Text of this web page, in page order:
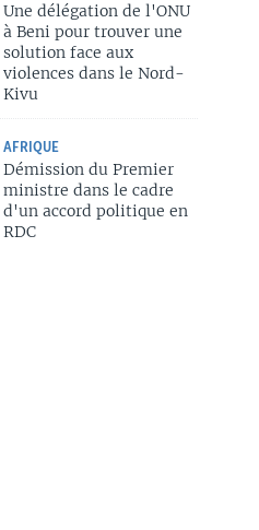
Une délégation de l'ONU
à Beni pour trouver une
solution face aux
violences dans le Nord-
Kivu
AFRIQUE
Démission du Premier
ministre dans le cadre
d'un accord politique en
RDC